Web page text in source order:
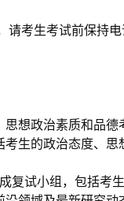
请考生考试前保持电
想政治素质和品
考生的政治态度、
复试小组，包括考